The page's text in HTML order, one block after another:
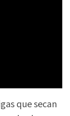
que secan